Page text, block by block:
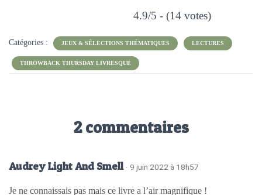
4.9/5 - (14 votes)
Catégories : JEUX & SÉLECTIONS THÉMATIQUES LECTURES
THROWBACK THURSDAY LIVRESQUE
2 commentaires
Audrey Light And Smell · 9 juin 2022 à 18h57
Je ne connaissais pas mais ce livre a l’air magnifique !